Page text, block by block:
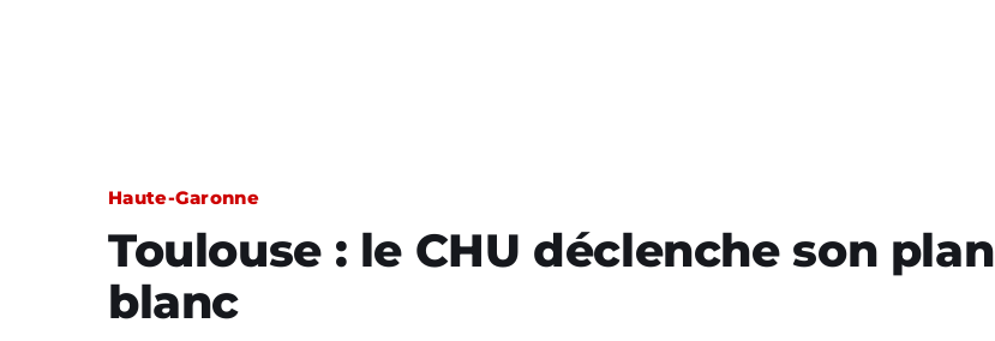
Haute-Garonne
Toulouse : le CHU déclenche son plan
blanc